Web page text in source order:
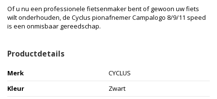
Of u nu een professionele fietsenmaker bent of gewoon uw fiets
wilt onderhouden, de Cyclus pionafnemer Campalogo 8/9/11 speed
is een onmisbaar gereedschap.
Productdetails
Merk
CYCLUS
Kleur
Zwart